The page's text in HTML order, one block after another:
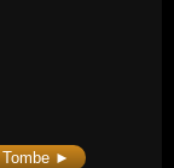
Tombe ►